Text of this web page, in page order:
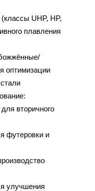
UHP, HP,
плавления
оптимизации
вторичного
футеровки и
улучшения